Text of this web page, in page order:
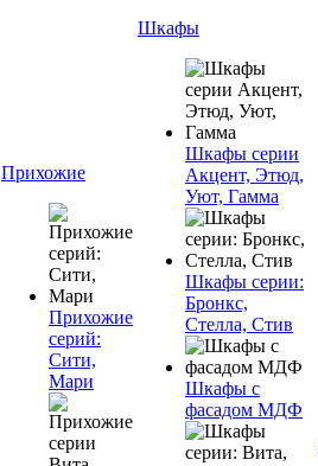
Прихожие
Прихожие
серий:
Сити,
Мари
Шкафы
Шкафы серии
Акцент, Этюд,
Уют, Гамма
Шкафы серии:
Бронкс,
Стелла, Стив
Шкафы с
фасадом МДФ